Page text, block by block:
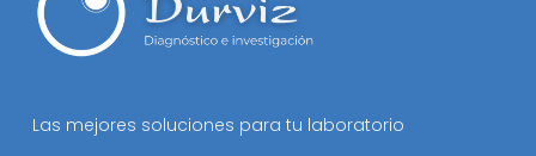
Las mejores soluciones para tu laboratorio